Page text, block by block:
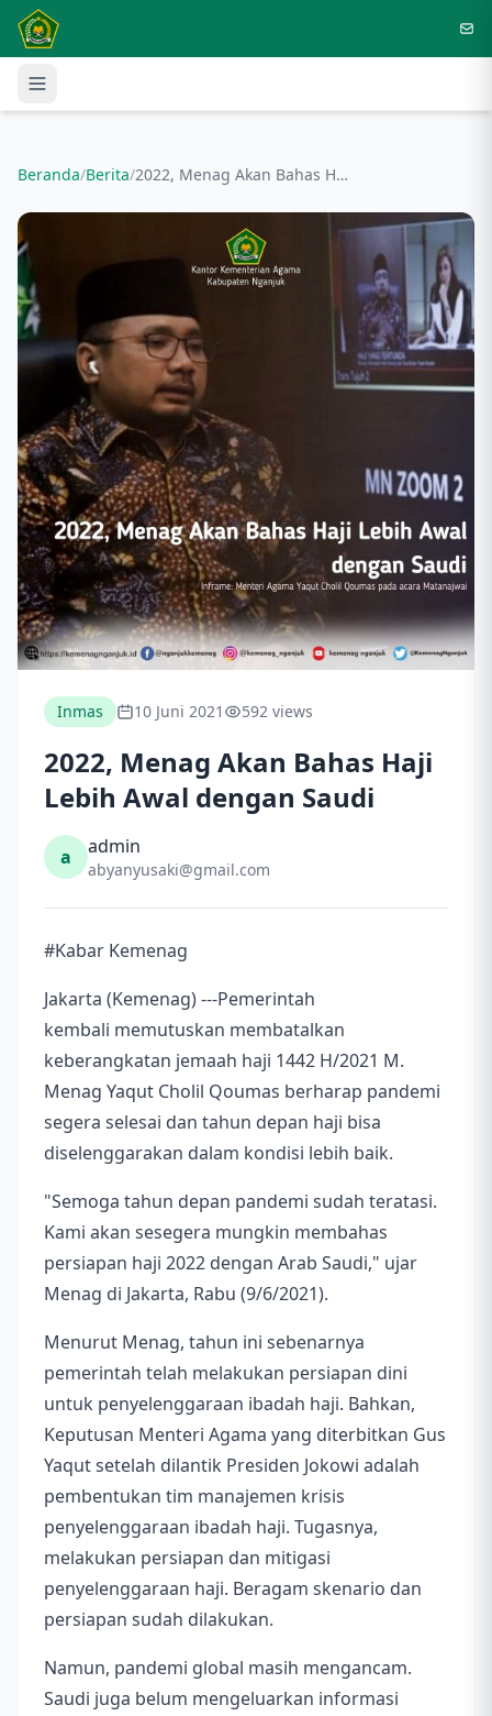
Langsung ke konten utama
Beranda/Berita/ 2022, Menag Akan Bahas Haji Lebih Awal dengan Saudi
Inmas 10 Juni 2021 592 views
2022, Menag Akan Bahas Haji
Lebih Awal dengan Saudi
a admin
abyanyusaki@gmail.com
#Kabar Kemenag
Jakarta (Kemenag) ---Pemerintah
kembali memutuskan membatalkan
keberangkatan jemaah haji 1442 H/2021 M.
Menag Yaqut Cholil Qoumas berharap pandemi
segera selesai dan tahun depan haji bisa
diselenggarakan dalam kondisi lebih baik.
"Semoga tahun depan pandemi sudah teratasi.
Kami akan sesegera mungkin membahas
persiapan haji 2022 dengan Arab Saudi," ujar
Menag di Jakarta, Rabu (9/6/2021).
Menurut Menag, tahun ini sebenarnya
pemerintah telah melakukan persiapan dini
untuk penyelenggaraan ibadah haji. Bahkan,
Keputusan Menteri Agama yang diterbitkan Gus
Yaqut setelah dilantik Presiden Jokowi adalah
pembentukan tim manajemen krisis
penyelenggaraan ibadah haji. Tugasnya,
melakukan persiapan dan mitigasi
penyelenggaraan haji. Beragam skenario dan
persiapan sudah dilakukan.
Namun, pandemi global masih mengancam.
Saudi juga belum mengeluarkan informasi